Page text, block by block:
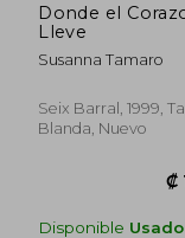
Donde el
Lleve
Susanna Tamaro
Seix Barral, 1999,
Blanda, Nuevo
Disponible Usado